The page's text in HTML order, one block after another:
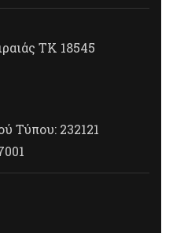
ΤΚ 18545
Τύπου: 232121